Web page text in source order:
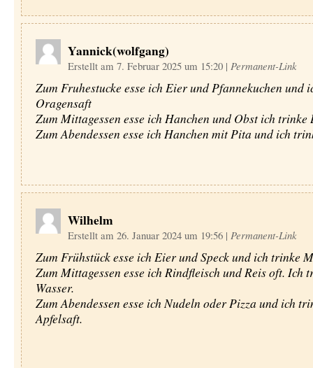
Yannick(wolfgang)
Erstellt am 7. Februar 2025 um 15:20 | Permanent-Link
Zum Fruhestucke esse ich Eier und Pfannekuchen und
Oragensaft
Zum Mittagessen esse ich Hanchen und Obst ich trinke
Zum Abendessen esse ich Hanchen mit Pita und ich
Wilhelm
Erstellt am 26. Januar 2024 um 19:56 | Permanent-Link
Zum Frühstück esse ich Eier und Speck und ich trinke
Zum Mittagessen esse ich Rindfleisch und Reis oft. Ich
Wasser.
Zum Abendessen esse ich Nudeln oder Pizza und ich
Apfelsaft.